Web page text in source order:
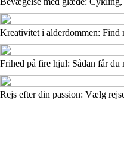
Kreativitet i alderdommen:
Frihed på fire hjul: Sådan får du
Rejs efter din passion: Vælg